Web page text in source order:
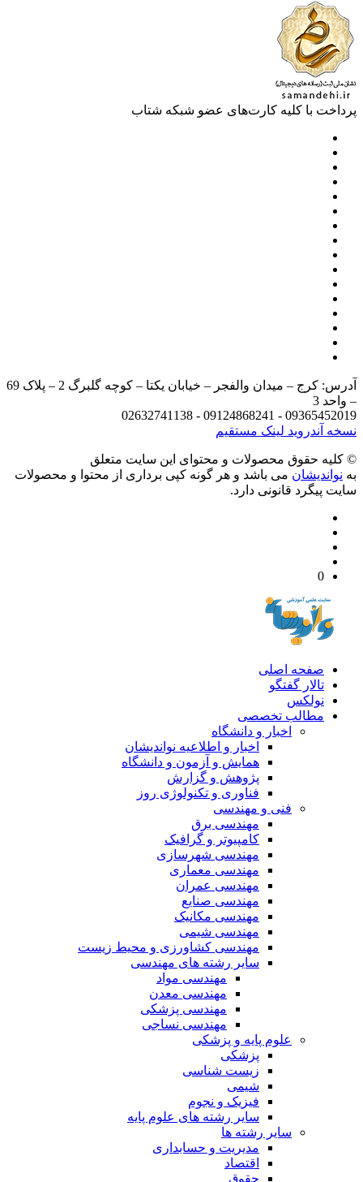
با کلیه کارت‌های عضو شبکه شتاب
آدرس: کرج – میدان والفجر – خیابان یکتا – کوچه گلبرگ 2 – پلاک 69
3
09365452019 - 09124868241 -
آندرویدلینک مستقیم
حقوق محصولات و محتوای اين سایت متعلق
می باشد و هر گونه کپی برداری از محتوا و محصولات
پیگرد قانونی دارد.
صفحه اصلی
تالار گفتگو
نولکس
مطالب تخصصی
اخبار و دانشگاه
اخبار و اطلاعیه نواندیشان
همایش و آزمون و دانشگاه
پژوهش و گزارش
فناوری و تکنولوژی روز
فنی و مهندسی
مهندسی برق
کامپیوتر و گرافیک
مهندسی شهرسازی
مهندسی معماری
مهندسی عمران
مهندسی صنایع
مهندسی مکانیک
مهندسی شیمی
مهندسی کشاورزی و محیط زیست
سایر رشته های مهندسی
مهندسی مواد
مهندسی معدن
مهندسی پزشکی
مهندسی نساجی
علوم پایه و پزشکی
پزشکی
زیست شناسی
شیمی
فیزیک و نجوم
سایر رشته های علوم پایه
سایر رشته ها
مدیریت و حسابداری
اقتصاد
حقوق